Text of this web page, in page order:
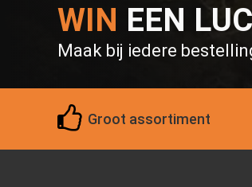
WIN EEN
Maak bij iedere
Groot assortiment